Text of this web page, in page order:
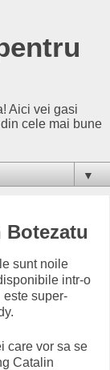
Aici vei gasi
cele mai bune
▼
Botezatu
sunt noile
intr-o
este super-
care vor sa se
Catalin